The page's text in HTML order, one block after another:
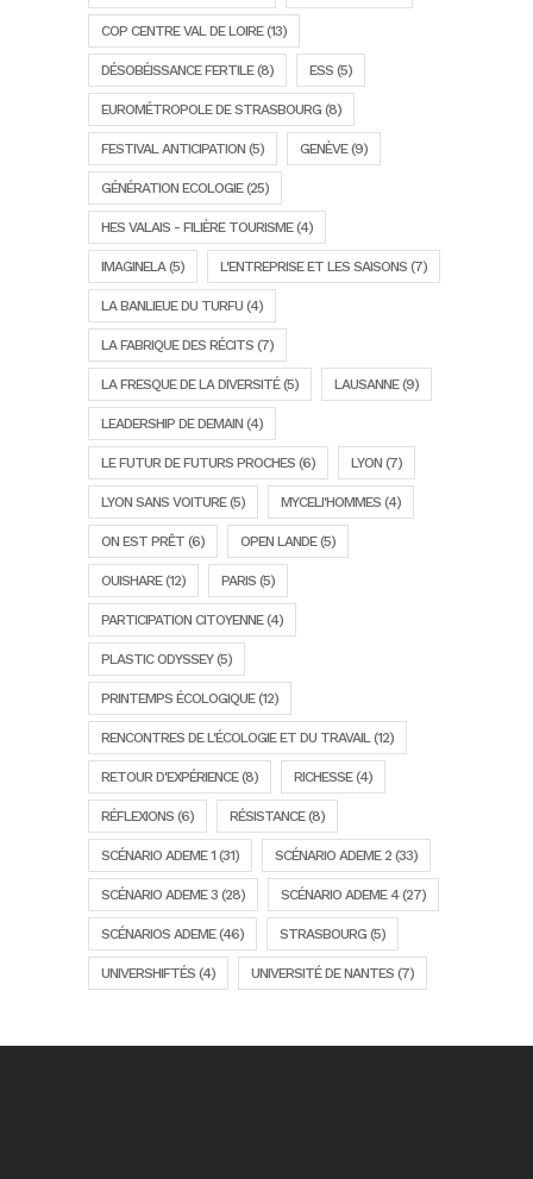
COP CENTRE VAL DE LOIRE(13)
DÉSOBÉISSANCE FERTILE(8) ESS (5)
EUROMÉTROPOLE DE STRASBOURG (8)
FESTIVAL ANTICIPATION (5) GENÈVE(9)
GÉNÉRATION ECOLOGIE(25)
HES VALAIS - FILIÈRE TOURISME(4)
IMAGINELA(5) L'ENTREPRISE ET LES SAISONS (7)
LA BANLIEUE DU TURFU (4)
LA FABRIQUE DES RÉCITS (7)
LA FRESQUE DE LA DIVERSITÉ(5) LAUSANNE(9)
LEADERSHIP DE DEMAIN (4)
LE FUTUR DE FUTURS PROCHES (6) LYON (7)
LYON SANS VOITURE(5) MYCELI'HOMMES (4)
ON EST PRÊT (6) OPEN LANDE(5)
OUISHARE(12) PARIS (5)
PARTICIPATION CITOYENNE(4)
PLASTIC ODYSSEY(5)
PRINTEMPS ÉCOLOGIQUE(12)
RENCONTRES DE L'ÉCOLOGIE ET DU TRAVAIL(12)
RETOUR D'EXPÉRIENCE(8) RICHESSE(4)
RÉFLEXIONS (6) RÉSISTANCE(8)
SCÉNARIO ADEME 1 (31) SCÉNARIO ADEME 2 (33)
SCÉNARIO ADEME 3 (28) SCÉNARIO ADEME 4(27)
SCÉNARIOS ADEME(46) STRASBOURG (5)
UNIVERSHIFTÉS (4) UNIVERSITÉ DE NANTES (7)